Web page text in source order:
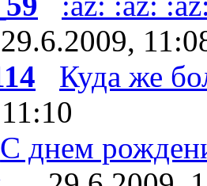
29.6.2009,
Куда же
С днем